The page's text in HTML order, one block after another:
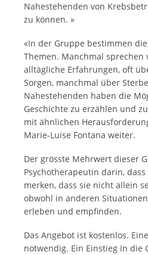
Nahestehenden von
zu können. »
«In der Gruppe bestimmen
Themen. Manchmal sprechen
alltägliche Erfahrungen, oft
Sorgen, manchmal über
Nahestehenden haben die
Geschichte zu erzählen und
mit ähnlichen
Marie-Luise Fontana weiter.
Der grösste Mehrwert dieser
Psychotherapeutin darin,
merken, dass sie nicht allein
obwohl in anderen
erleben und empfinden.
Das Angebot ist kostenlos.
notwendig. Ein Einstieg in die